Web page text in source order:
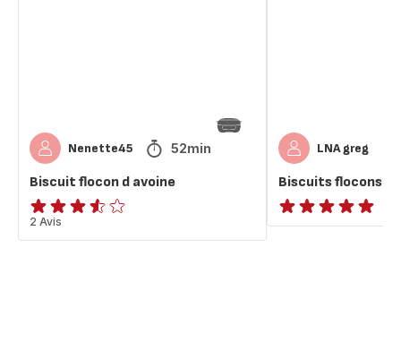
Nenette45 52min
Biscuit flocon d avoine
ratings.3.5
2 Avis
LNA greg
Biscuits flocons
ratings.NaN